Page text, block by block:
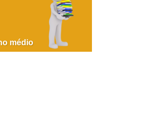
BACCIN
1 – parte 1
médio